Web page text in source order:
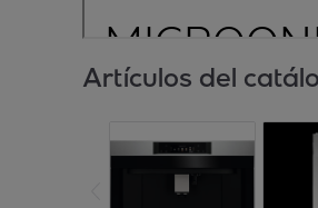
Artículos del